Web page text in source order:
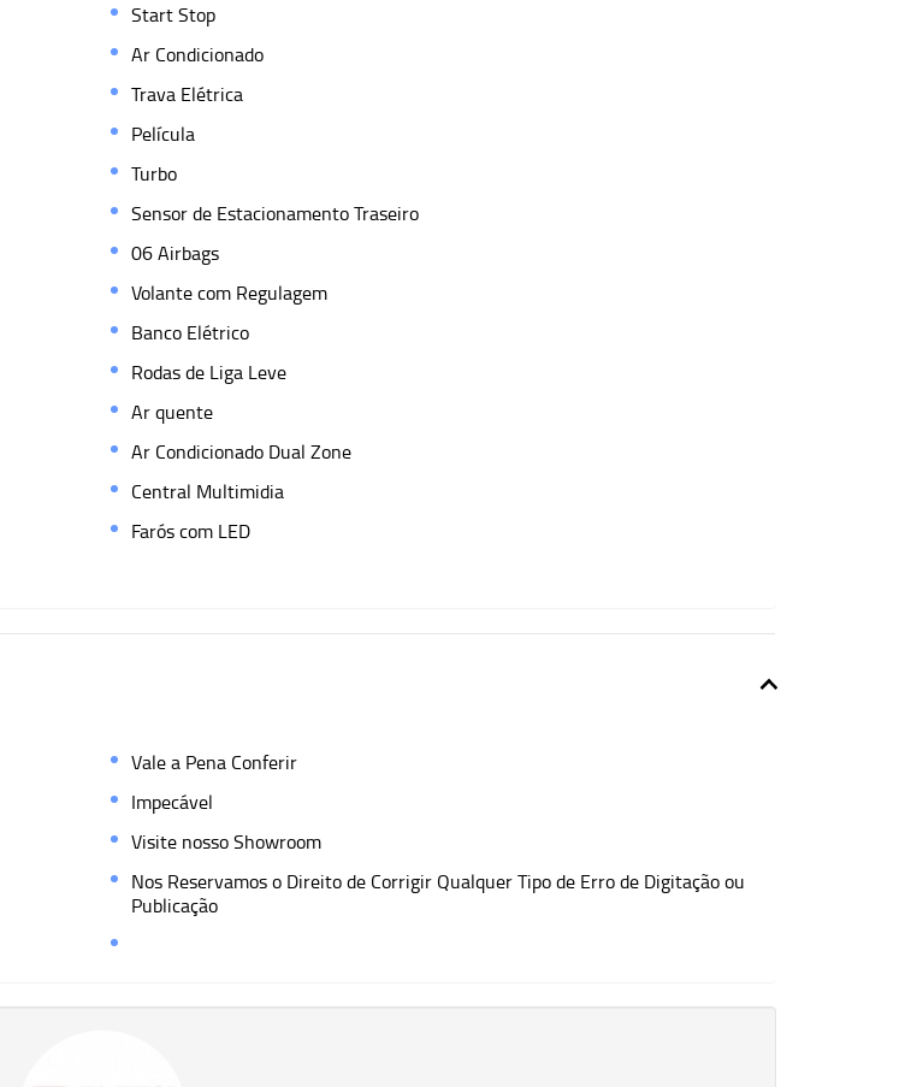
Start Stop
Ar Condicionado
Trava Elétrica
Película
Turbo
Sensor de Estacionamento Traseiro
06 Airbags
Volante com Regulagem
Banco Elétrico
Rodas de Liga Leve
Ar quente
Ar Condicionado Dual Zone
Central Multimidia
Farós com LED
Vale a Pena Conferir
Impecável
Visite nosso Showroom
Nos Reservamos o Direito de Corrigir Qualquer Tipo de Erro de Digitação ou
Publicação